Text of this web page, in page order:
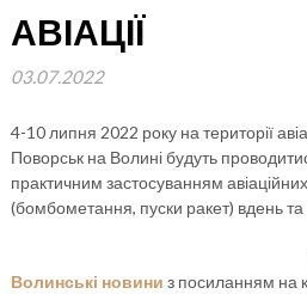
АВІАЦІЇ
03.07.2022
4-10 липня 2022 року на території
Поворськ на Волині будуть
практичним застосуванням
(бомбометання, пуски ракет) вдень та
Волинські новини з посиланням на